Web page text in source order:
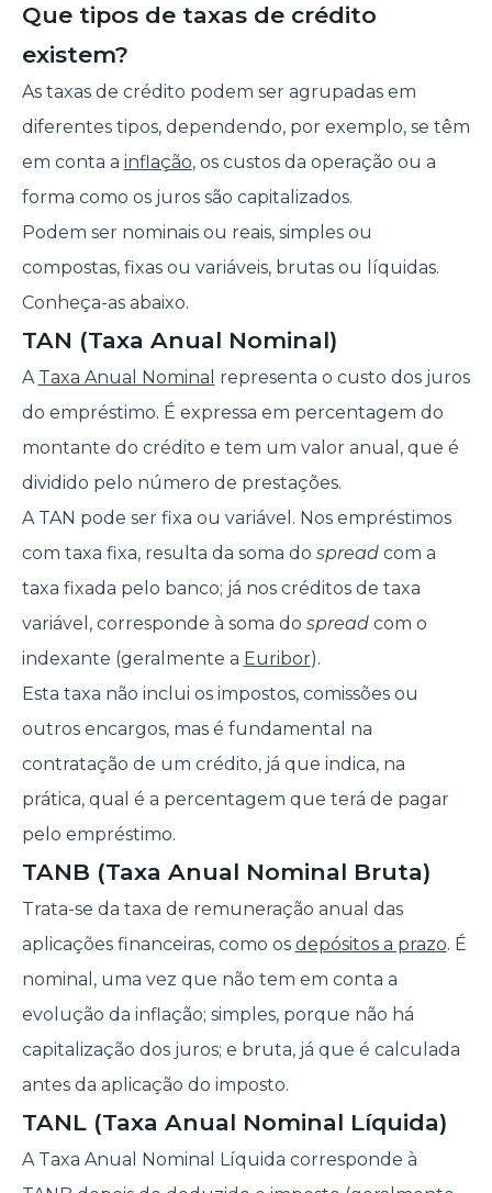
Que tipos de taxas de crédito
existem?
As taxas de crédito podem ser agrupadas em
diferentes tipos, dependendo, por exemplo, se têm
em conta a inflação, os custos da operação ou a
forma como os juros são capitalizados.
Podem ser nominais ou reais, simples ou
compostas, fixas ou variáveis, brutas ou líquidas.
Conheça-as abaixo.
TAN (Taxa Anual Nominal)
A Taxa Anual Nominal representa o custo dos juros
do empréstimo. É expressa em percentagem do
montante do crédito e tem um valor anual, que é
dividido pelo número de prestações.
A TAN pode ser fixa ou variável. Nos empréstimos
com taxa fixa, resulta da soma do spreadcom a
taxa fixada pelo banco; já nos créditos de taxa
variável, corresponde à soma do spreadcom o
indexante (geralmente a Euribor).
Esta taxa não inclui os impostos, comissões ou
outros encargos, mas é fundamental na
contratação de um crédito, já que indica, na
prática, qual é a percentagem que terá de pagar
pelo empréstimo.
TANB (Taxa Anual Nominal Bruta)
Trata-se da taxa de remuneração anual das
aplicações financeiras, como os depósitos a prazo. É
nominal, uma vez que não tem em conta a
evolução da inflação; simples, porque não há
capitalização dos juros; e bruta, já que é calculada
antes da aplicação do imposto.
TANL (Taxa Anual Nominal Líquida)
A Taxa Anual Nominal Líquida corresponde à